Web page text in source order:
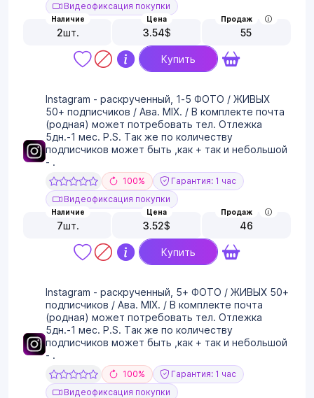
Видеофиксация покупки
Наличие
2шт.
Цена
3.54$
Продаж
55
Купить
Instagram - раскрученный, 1-5 ФОТО / ЖИВЫХ
50+ подписчиков / Ава. MIX. / В комплекте почта
(родная) может потребовать тел. Отлежка
5дн.-1 мес. P.S. Так же по количеству
подписчиков может быть ,как + так и небольшой
- .
100%
Гарантия: 1 час
Видеофиксация покупки
Наличие
7шт.
Цена
3.52$
Продаж
46
Купить
Instagram - раскрученный, 5+ ФОТО / ЖИВЫХ 50+
подписчиков / Ава. MIX. / В комплекте почта
(родная) может потребовать тел. Отлежка
5дн.-1 мес. P.S. Так же по количеству
подписчиков может быть ,как + так и небольшой
- .
100%
Гарантия: 1 час
Видеофиксация покупки